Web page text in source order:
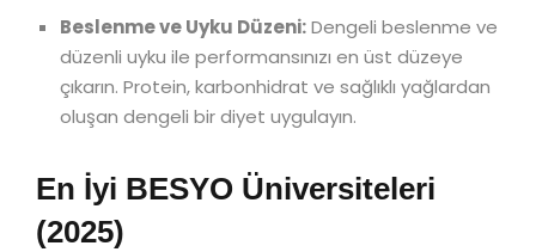
Beslenme ve Uyku Düzeni:Dengeli beslenme ve
düzenli uyku ile performansınızı en üst düzeye
çıkarın. Protein, karbonhidrat ve sağlıklı yağlardan
oluşan dengeli bir diyet uygulayın.
En İyi BESYO Üniversiteleri
(2025)